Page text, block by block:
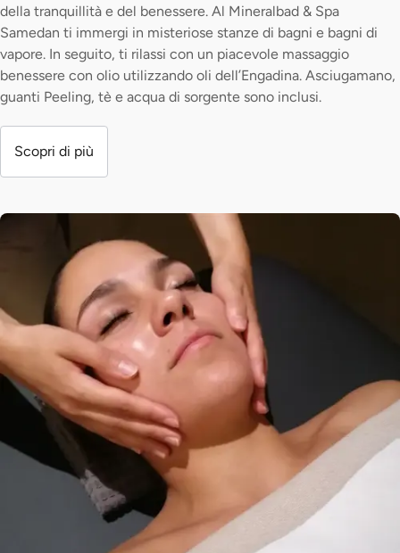
della tranquillità e del benessere. Al Mineralbad & Spa
Samedan ti immergi in misteriose stanze di bagni e bagni di
vapore. In seguito, ti rilassi con un piacevole massaggio
benessere con olio utilizzando oli dell’Engadina. Asciugamano,
guanti Peeling, tè e acqua di sorgente sono inclusi.
Scopri di più